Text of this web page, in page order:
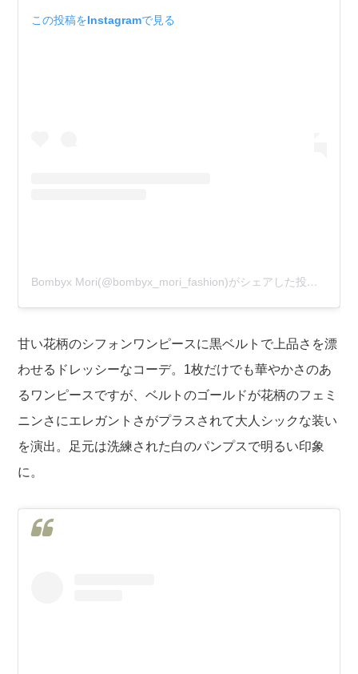
この投稿をInstagramで見る
Bombyx Mori(@bombyx_mori_fashion)がシェアした投稿
甘い花柄のシフォンワンピースに黒ベルトで上品さを漂
わせるドレッシーなコーデ。1枚だけでも華やかさのあ
るワンピースですが、ベルトのゴールドが花柄のフェミ
ニンさにエレガントさがプラスされて大人シックな装い
を演出。足元は洗練された白のパンプスで明るい印象
に。